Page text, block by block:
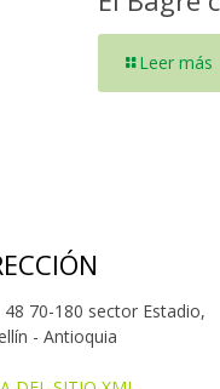
Leer más
48 70-180 sector Estadio,
- Antioquia